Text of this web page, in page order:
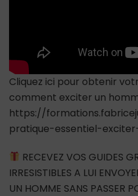
Cliquez ici pour obtenir
comment exciter un
https://
pratique-essentiel-
RECEVEZ VOS GUIDES
IRRESISTIBLES A LUI
UN HOMME SANS PASSER